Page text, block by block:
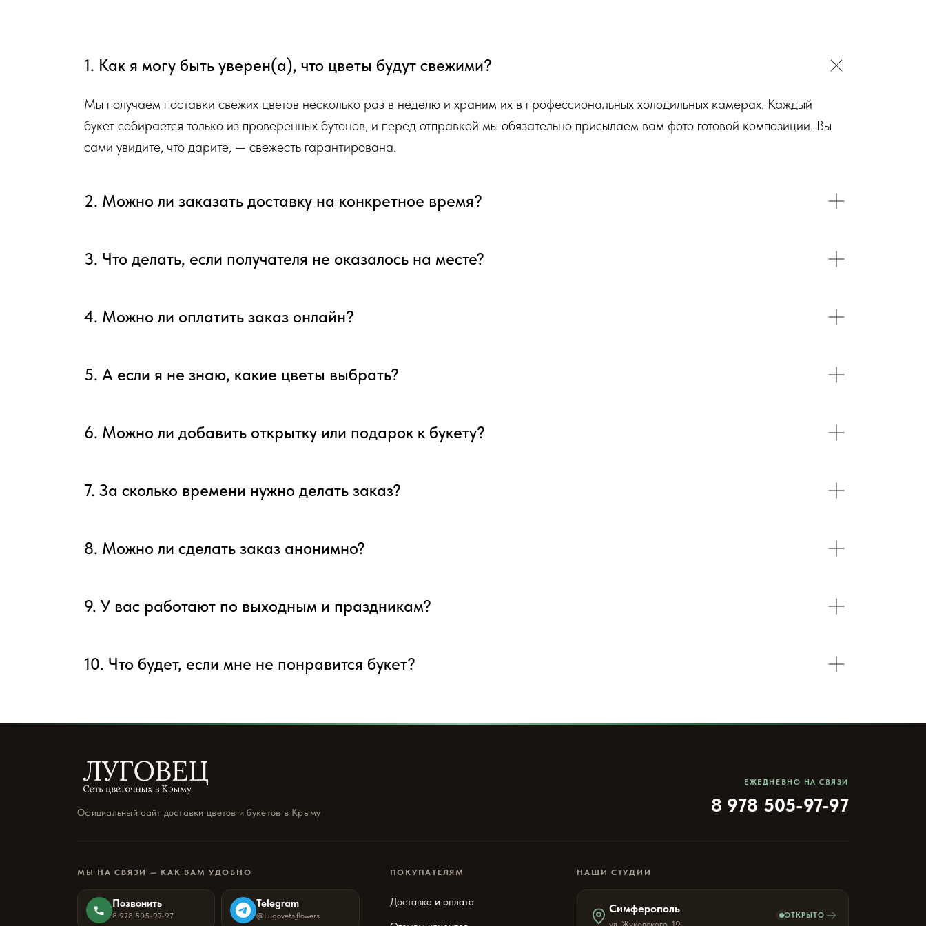
1. Как я могу быть уверен(а), что цветы будут свежими?
Мы получаем поставки свежих цветов несколько раз в неделю и храним их в профессиональных холодильных камерах. Каждый
букет собирается только из проверенных бутонов, и перед отправкой мы обязательно присылаем вам фото готовой композиции. Вы
сами увидите, что дарите, — свежесть гарантирована.
2. Можно ли заказать доставку на конкретное время?
3. Что делать, если получателя не оказалось на месте?
4. Можно ли оплатить заказ онлайн?
5. А если я не знаю, какие цветы выбрать?
6. Можно ли добавить открытку или подарок к букету?
7. За сколько времени нужно делать заказ?
8. Можно ли сделать заказ анонимно?
9. У вас работают по выходным и праздникам?
10. Что будет, если мне не понравится букет?
Официальный сайт доставки цветов и букетов в Крыму
ЕЖЕДНЕВНО НА СВЯЗИ
8 978 505-97-97
МЫ НА СВЯЗИ — КАК ВАМ УДОБНО
Позвонить
8 978 505-97-97
Telegram
@Lugovets_flowers
ПОКУПАТЕЛЯМ
Доставка и оплата
НАШИ СТУДИИ
Симферополь
ОТКРЫТО →